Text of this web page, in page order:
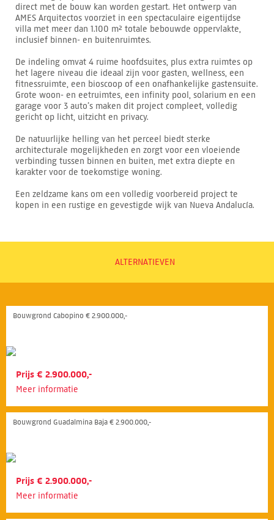
direct met de bouw kan worden gestart. Het ontwerp van
AMES Arquitectos voorziet in een spectaculaire eigentijdse
villa met meer dan 1.100 m² totale bebouwde oppervlakte,
inclusief binnen- en buitenruimtes.
De indeling omvat 4 ruime hoofdsuites, plus extra ruimtes op
het lagere niveau die ideaal zijn voor gasten, wellness, een
fitnessruimte, een bioscoop of een onafhankelijke gastensuite.
Grote woon- en eetruimtes, een infinity pool, solarium en een
garage voor 3 auto’s maken dit project compleet, volledig
gericht op licht, uitzicht en privacy.
De natuurlijke helling van het perceel biedt sterke
architecturale mogelijkheden en zorgt voor een vloeiende
verbinding tussen binnen en buiten, met extra diepte en
karakter voor de toekomstige woning.
Een zeldzame kans om een volledig voorbereid project te
kopen in een rustige en gevestigde wijk van Nueva Andalucía.
ALTERNATIEVEN
Bouwgrond Cabopino € 2.900.000,-
Prijs € 2.900.000,-
Meer informatie
Bouwgrond Guadalmina Baja € 2.900.000,-
Prijs € 2.900.000,-
Meer informatie